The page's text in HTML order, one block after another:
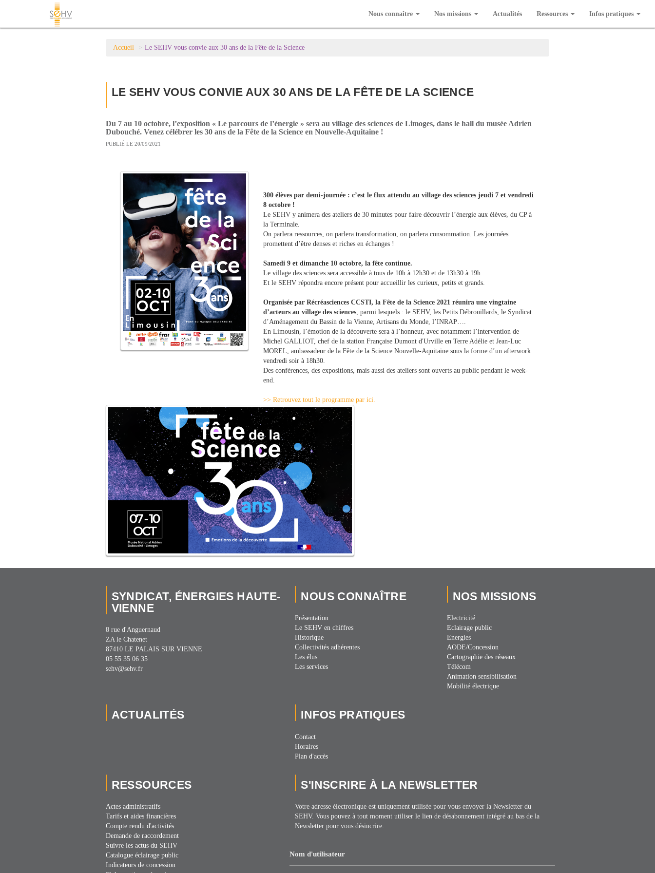
Nous connaître Nos missions Actualités Ressources Infos pratiques
Accueil Le SEHV vous convie aux 30 ans de la Fête de la Science
LE SEHV VOUS CONVIE AUX 30 ANS DE LA FÊTE DE LA SCIENCE
Du 7 au 10 octobre, l’exposition « Le parcours de l’énergie » sera au village des sciences de Limoges, dans le hall du musée Adrien
Dubouché. Venez célébrer les 30 ans de la Fête de la Science en Nouvelle-Aquitaine !
PUBLIÉ LE 20/09/2021
300 élèves par demi-journée : c’est le flux attendu au village des sciences jeudi 7 et vendredi
8 octobre !
Le SEHV y animera des ateliers de 30 minutes pour faire découvrir l’énergie aux élèves, du CP à
la Terminale.
On parlera ressources, on parlera transformation, on parlera consommation. Les journées
promettent d’être denses et riches en échanges !
Samedi 9 et dimanche 10 octobre, la fête continue.
Le village des sciences sera accessible à tous de 10h à 12h30 et de 13h30 à 19h.
Et le SEHV répondra encore présent pour accueillir les curieux, petits et grands.
Organisée par Récréasciences CCSTI, la Fête de la Science 2021 réunira une vingtaine
d’acteurs au village des sciences , parmi lesquels : le SEHV, les Petits Débrouillards, le Syndicat
d’Aménagement du Bassin de la Vienne, Artisans du Monde, l’INRAP….
En Limousin, l’émotion de la découverte sera à l’honneur, avec notamment l’intervention de
Michel GALLIOT, chef de la station Française Dumont d'Urville en Terre Adélie et Jean-Luc
MOREL, ambassadeur de la Fête de la Science Nouvelle-Aquitaine sous la forme d’un afterwork
vendredi soir à 18h30.
Des conférences, des expositions, mais aussi des ateliers sont ouverts au public pendant le week-
end.
>> Retrouvez tout le programme par ici.
SYNDICAT, ÉNERGIES HAUTE-
VIENNE
8 rue d'Anguernaud
ZA le Chatenet
87410 LE PALAIS SUR VIENNE
05 55 35 06 35
sehv@sehv.fr
NOUS CONNAÎTRE
Présentation
Le SEHV en chiffres
Historique
Collectivités adhérentes
Les élus
Les services
NOS MISSIONS
Electricité
Eclairage public
Energies
AODE/Concession
Cartographie des réseaux
Télécom
Animation sensibilisation
Mobilité électrique
ACTUALITÉS INFOS PRATIQUES
Contact
Horaires
Plan d'accès
RESSOURCES
Actes administratifs
Tarifs et aides financières
Compte rendu d'activités
Demande de raccordement
Suivre les actus du SEHV
Catalogue éclairage public
Indicateurs de concession
S'INSCRIRE À LA NEWSLETTER
Votre adresse électronique est uniquement utilisée pour vous envoyer la Newsletter du
SEHV. Vous pouvez à tout moment utiliser le lien de désabonnement intégré au bas de la
Newsletter pour vous désincrire.
Nom d'utilisateur